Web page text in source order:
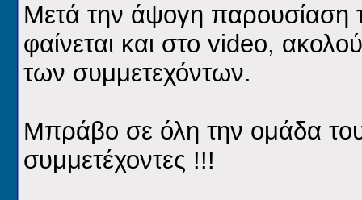
Μετά την άψογη παρουσίαση
φαίνεται και στο video,
των συμμετεχόντων.
Mπράβο σε όλη την ομάδα
συμμετέχοντες !!!